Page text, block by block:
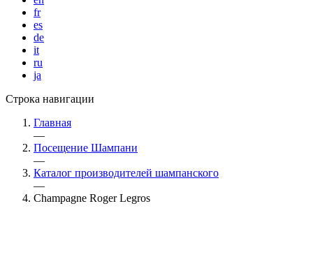
fr
es
de
it
ru
ja
Строка навигации
Главная
—
Посещение Шампани
—
Каталог производителей шампанского
—
Champagne Roger Legros